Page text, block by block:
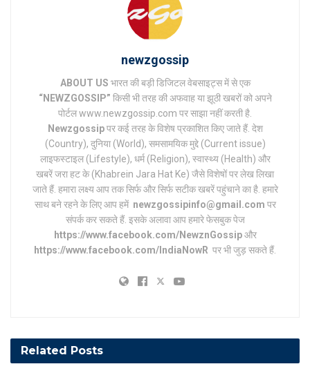
newzgossip
ABOUT US भारत की बड़ी डिजिटल वेबसाइट्स में से एक
“NEWZGOSSIP” किसी भी तरह की अफवाह या झूठी खबरों को अपने
पोर्टल www.newzgossip.com पर साझा नहीं करती है.
Newzgossipपर कई तरह के विशेष प्रकाशित किए जाते हैं. देश
(Country), दुनिया (World), समसामयिक मुद्दे (Current issue)
लाइफस्टाइल (Lifestyle), धर्म (Religion), स्वास्थ्य (Health) और
खबरें जरा हट के (Khabrein Jara Hat Ke) जैसे विशेषों पर लेख लिखा
जाते हैं. हमारा लक्ष्य आप तक सिर्फ और सिर्फ सटीक खबरें पहुंचाने का है. हमारे
साथ बने रहने के लिए आप हमें newzgossipinfo@gmail.com पर
संपर्क कर सकते हैं. इसके अलावा आप हमारे फेसबुक पेज
https://www.facebook.com/NewznGossipऔर
https://www.facebook.com/IndiaNowR पर भी जुड़ सकते हैं.
Related Posts